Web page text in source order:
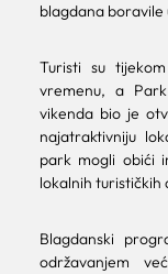
blagdana boravile
Turisti su
vremenu, a
vikenda bio je
najatraktivniju
park mogli obići
lokalnih turističkih
Blagdanski
održavanjem